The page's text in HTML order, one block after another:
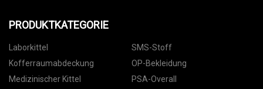
PRODUKTKATEGORIE
Laborkittel
SMS-Stoff
Kofferraumabdeckung
OP-Bekleidung
Medizinischer Kittel
PSA-Overall